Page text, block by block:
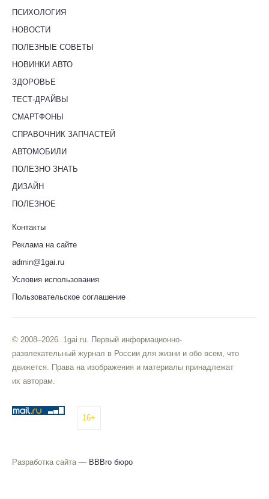
ПСИХОЛОГИЯ
НОВОСТИ
ПОЛЕЗНЫЕ СОВЕТЫ
НОВИНКИ АВТО
ЗДОРОВЬЕ
ТЕСТ-ДРАЙВЫ
СМАРТФОНЫ
СПРАВОЧНИК ЗАПЧАСТЕЙ
АВТОМОБИЛИ
ПОЛЕЗНО ЗНАТЬ
ДИЗАЙН
ПОЛЕЗНОЕ
Контакты
Реклама на сайте
admin@1gai.ru
Условия использования
Пользовательское соглашение
© 2008–2026. 1gai.ru. Первый информационно-
развлекательный журнал в России для жизни и обо всем, что
движется. Права на изображения и материалы принадлежат
их авторам.
16+
Разработка сайта — BBBro бюро